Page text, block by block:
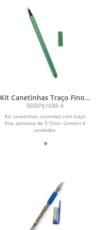
Kit Canetinhas Traço Fino 6
cores
RDBP$1688-6
Kit canetinhas coloridas com traço
fino, ponteira de 0.7mm. Contém 6
unidades.